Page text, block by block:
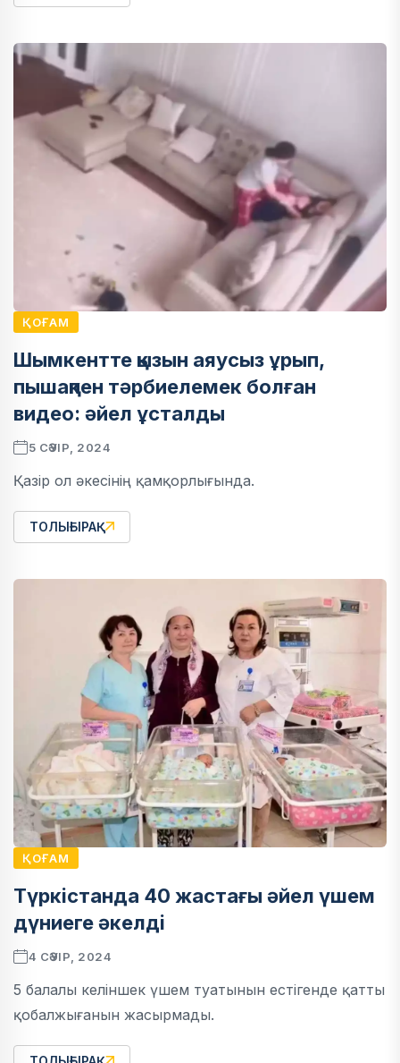
ҚОҒАМ
Шымкентте қызын аяусыз ұрып,
пышақпен тәрбиелемек болған
видео: әйел ұсталды
5 СӘУІР, 2024
Қазір ол әкесінің қамқорлығында.
ТОЛЫҒЫРАҚ
ҚОҒАМ
Түркістанда 40 жастағы әйел үшем
дүниеге әкелді
4 СӘУІР, 2024
5 балалы келіншек үшем туатынын естігенде қатты
қобалжығанын жасырмады.